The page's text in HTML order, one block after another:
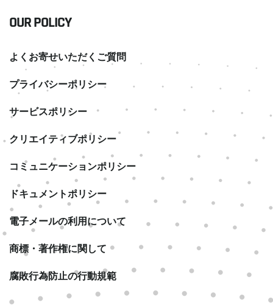
OUR POLICY
よくお寄せいただくご質問
プライバシーポリシー
サービスポリシー
クリエイティブポリシー
コミュニケーションポリシー
ドキュメントポリシー
電子メールの利用について
商標・著作権に関して
腐敗行為防止の行動規範